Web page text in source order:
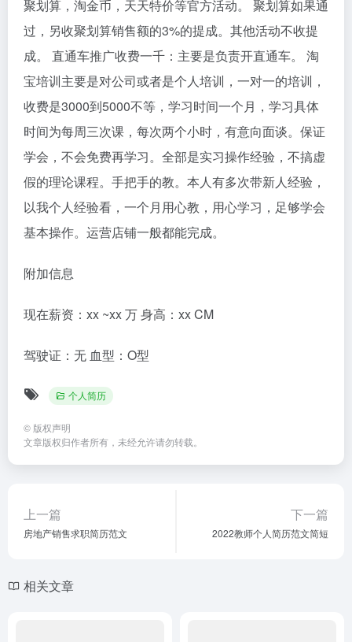
聚划算，淘金币，天天特价等官方活动。 聚划算如果通
过，另收聚划算销售额的3%的提成。其他活动不收提
成。 直通车推广收费一千：主要是负责开直通车。 淘
宝培训主要是对公司或者是个人培训，一对一的培训，
收费是3000到5000不等，学习时间一个月，学习具体
时间为每周三次课，每次两个小时，有意向面谈。保证
学会，不会免费再学习。全部是实习操作经验，不搞虚
假的理论课程。手把手的教。本人有多次带新人经验，
以我个人经验看，一个月用心教，用心学习，足够学会
基本操作。运营店铺一般都能完成。
附加信息
现在薪资：xx ~xx 万 身高：xx CM
驾驶证：无 血型：O型
个人简历
© 版权声明
文章版权归作者所有，未经允许请勿转载。
上一篇
房地产销售求职简历范文
下一篇
2022教师个人简历范文简短
相关文章